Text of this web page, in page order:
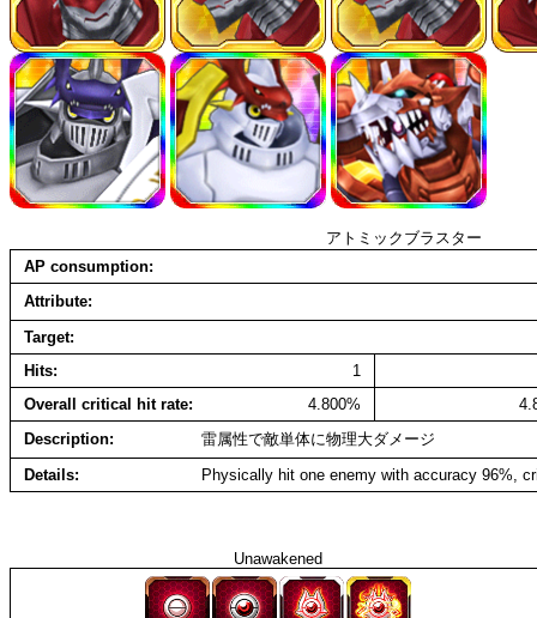
アトミックブラスター
AP consumption
Attribute
Target
Hits
1
Overall critical hit rate
4.800%
Description
雷属性で敵単体に物理大ダメージ
Details
Physically hit one enemy with accuracy 96%,
Unawakened